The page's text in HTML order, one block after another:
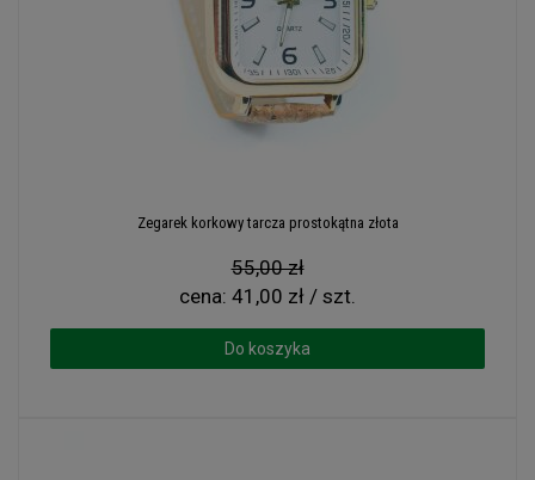
Zegarek korkowy tarcza prostokątna złota
55,00 zł
cena: 41,00 zł / szt.
Do koszyka